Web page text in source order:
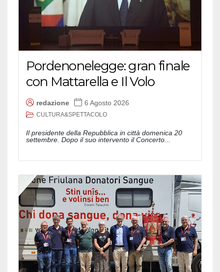
Pordenonelegge: gran finale
con Mattarella e Il Volo
redazione 6 Agosto 2026
CULTURA&SPETTACOLO
Il presidente della Repubblica in città domenica 20
settembre. Dopo il suo intervento il Concerto...